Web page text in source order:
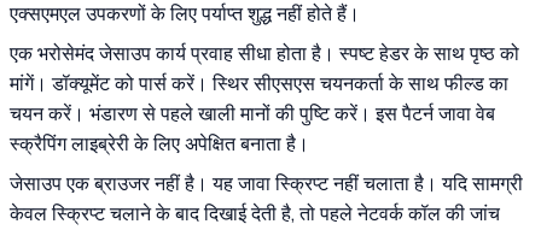
एक्सएमएल उपकरणों के लिए पर्याप्त शुद्ध नहीं होते हैं।
एक भरोसेमंद जेसाउप कार्य प्रवाह सीधा होता है। स्पष्ट हेडर के साथ पृष्ठ को
मांगें। डॉक्यूमेंट को पार्स करें। स्थिर सीएसएस चयनकर्ता के साथ फील्ड का
चयन करें। भंडारण से पहले खाली मानों की पुष्टि करें। इस पैटर्न जावा वेब
स्क्रैपिंग लाइब्रेरी के लिए अपेक्षित बनाता है।
जेसाउप एक ब्राउजर नहीं है। यह जावा स्क्रिप्ट नहीं चलाता है। यदि सामग्री
केवल स्क्रिप्ट चलाने के बाद दिखाई देती है, तो पहले नेटवर्क कॉल की जांच